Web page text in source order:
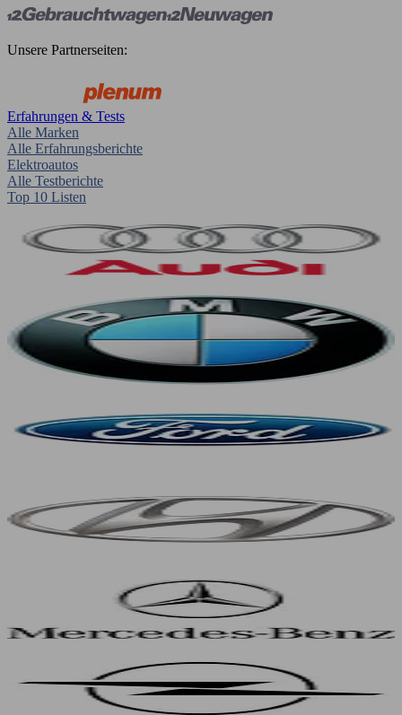
Unsere Partnerseiten:
Erfahrungen & Tests
Alle Marken
Alle Erfahrungsberichte
Elektroautos
Alle Testberichte
Top 10 Listen